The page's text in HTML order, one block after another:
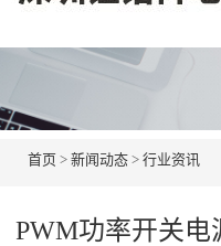
首页 > 新闻动态 > 行业资讯
PWM功率开关电